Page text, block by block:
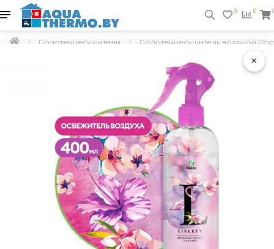
×
0 0
Полотенцесушители Полотенцесушитель водяной